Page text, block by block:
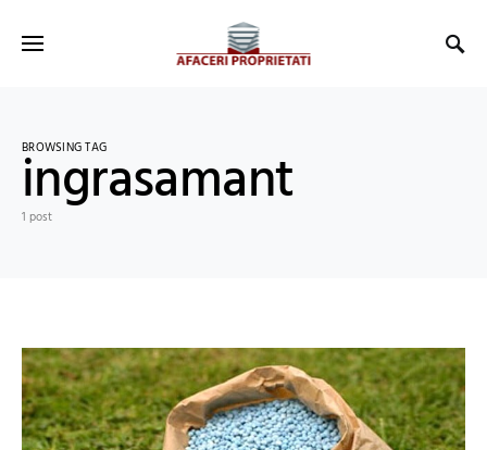
BROWSING TAG
ingrasamant
1 post